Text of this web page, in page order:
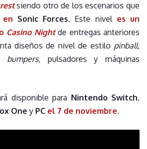
siendo otro de los escenarios que
Sonic Forces. Este niveles un
Casino Nightde entregas anteriores
diseños de nivel de estilo pinball,
bumpers, pulsadores y máquinas
disponible para Nintendo Switch,
One y PC el 7 de noviembre.